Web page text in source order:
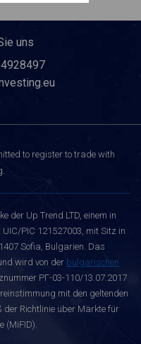
uns
to register to trade with
der Up Trend LTD, einem in
PIC 121527003, mit Sitz in
Sofia, Bulgarien. Das
wird von der bulgarischen
РГ-03-110/13.07.2017
mit den geltenden
Richtlinie über Märkte für
(MiFID).